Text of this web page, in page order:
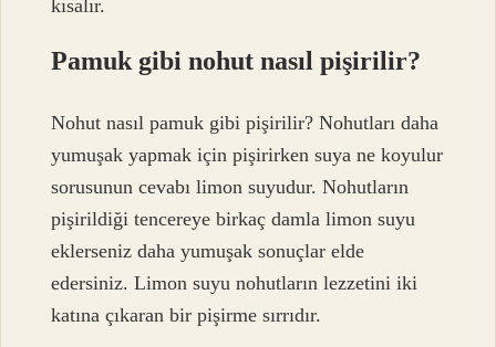
kısalır.
Pamuk gibi nohut nasıl pişirilir?
Nohut nasıl pamuk gibi pişirilir? Nohutları daha
yumuşak yapmak için pişirirken suya ne koyulur
sorusunun cevabı limon suyudur. Nohutların
pişirildiği tencereye birkaç damla limon suyu
eklerseniz daha yumuşak sonuçlar elde
edersiniz. Limon suyu nohutların lezzetini iki
katına çıkaran bir pişirme sırrıdır.